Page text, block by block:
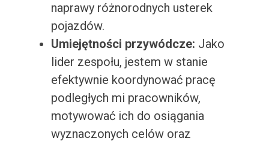
naprawy różnorodnych usterek
pojazdów.
Umiejętności przywódcze: Jako
lider zespołu, jestem w stanie
efektywnie koordynować pracę
podległych mi pracowników,
motywować ich do osiągania
wyznaczonych celów oraz